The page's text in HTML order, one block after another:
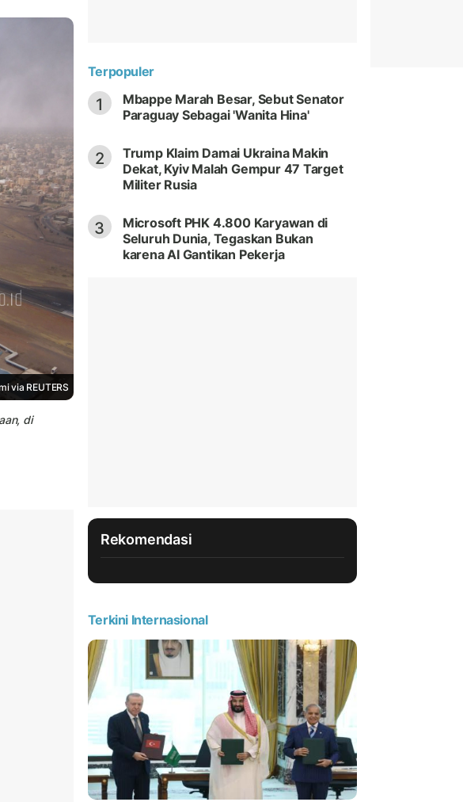
via REUTERS
di
Terpopuler
1
Mbappe Marah Besar, Sebut Senator
Paraguay Sebagai 'Wanita Hina'
2
Trump Klaim Damai Ukraina Makin
Dekat, Kyiv Malah Gempur 47 Target
Militer Rusia
3
Microsoft PHK 4.800 Karyawan di
Seluruh Dunia, Tegaskan Bukan
karena AI Gantikan Pekerja
Rekomendasi
Terkini Internasional